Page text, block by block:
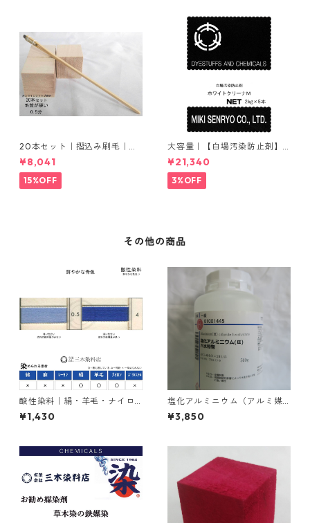
20本セット｜摺込み刷毛｜夏
毛（毛質が硬い）0.5分
¥8,041
15%OFF
大容量｜【白場汚染防止剤】
｜2kg×5本｜ホワイトクリー
ナＭ
¥21,340
3%OFF
その他の商品
酸性染料｜絹・羊毛・ナイロ
ンを染める｜20g｜アンスラ
センブルーFBR（鮮やかな青
¥1,430
塩化アルミニウム（アルミ媒
染剤）｜500g入り
¥3,850